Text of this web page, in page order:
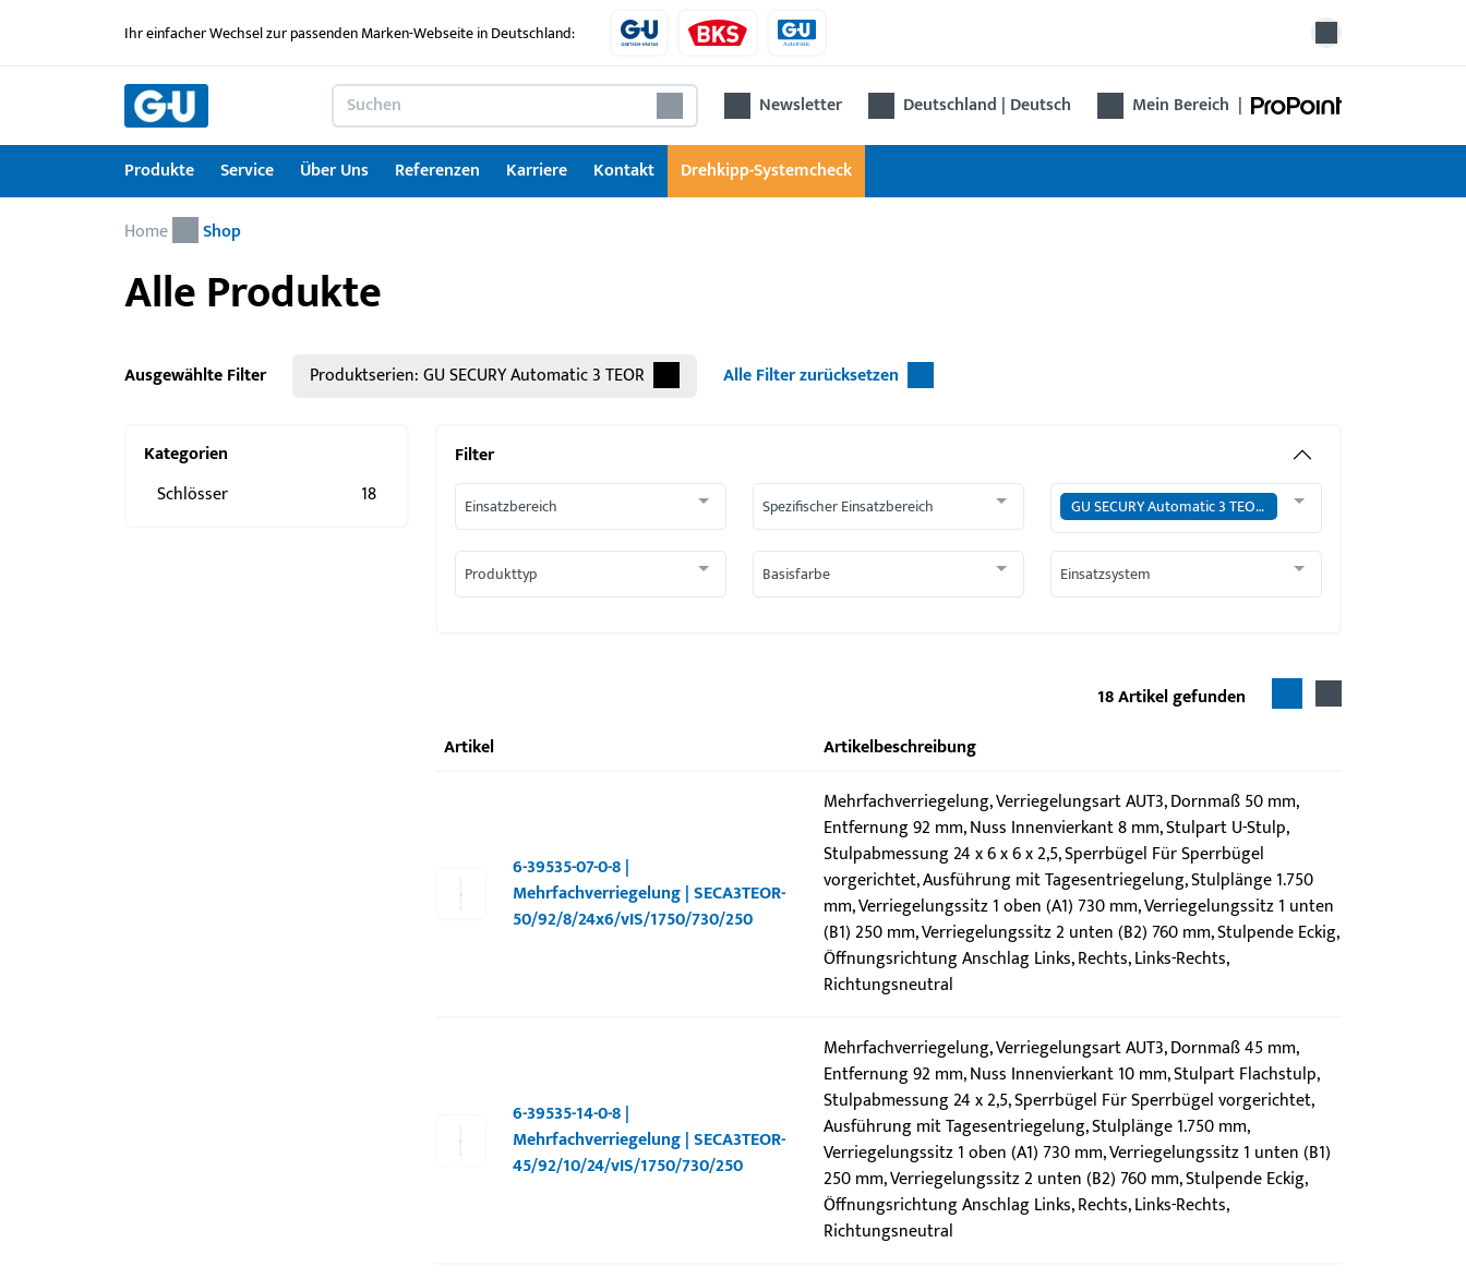
Ihr einfacher Wechsel zur passenden Marken-Webseite in Deutschland:
Newsletter Deutschland | Deutsch Mein Bereich |
Produkte
Produkte
Fenstertechnik
Türschwellen
Service
Service
Serviceleistungen im Überblick
GU Lizenzierungen
Seminare
Über Uns
Über Uns
News
Referenzen
Referenzen
Karriere
Karriere
Arbeitgebermarke
Jobportal
Kontakt
Kontakt
Kontaktformular
Drehkipp-Systemcheck
Drehkipp-Systemcheck
Home Shop
Alle Produkte
Ausgewählte Filter Produktserien:GU SECURY Automatic 3 TEOR Alle Filter zurücksetzen
Kategorien
Schlösser
18
Filter
Einsatzbereich Spezifischer Einsatzbereich GU SECURY Automatic 3 TEOR
Produkttyp Basisfarbe Einsatzsystem
18Artikel gefunden
Artikel
Artikelbeschreibung
6-39535-07-0-8 |
Mehrfachverriegelung | SECA3TEOR-
50/92/8/24x6/vIS/1750/730/250
Mehrfachverriegelung, Verriegelungsart AUT3, Dornmaß 50 mm,
Entfernung 92 mm, Nuss Innenvierkant 8 mm, Stulpart U-Stulp,
Stulpabmessung 24 x 6 x 6 x 2,5, Sperrbügel Für Sperrbügel
vorgerichtet, Ausführung mit Tagesentriegelung, Stulplänge 1.750
mm, Verriegelungssitz 1 oben (A1) 730 mm, Verriegelungssitz 1 unten
(B1) 250 mm, Verriegelungssitz 2 unten (B2) 760 mm, Stulpende Eckig,
Öffnungsrichtung Anschlag Links, Rechts, Links-Rechts,
Richtungsneutral
6-39535-14-0-8 |
Mehrfachverriegelung | SECA3TEOR-
45/92/10/24/vIS/1750/730/250
Mehrfachverriegelung, Verriegelungsart AUT3, Dornmaß 45 mm,
Entfernung 92 mm, Nuss Innenvierkant 10 mm, Stulpart Flachstulp,
Stulpabmessung 24 x 2,5, Sperrbügel Für Sperrbügel vorgerichtet,
Ausführung mit Tagesentriegelung, Stulplänge 1.750 mm,
Verriegelungssitz 1 oben (A1) 730 mm, Verriegelungssitz 1 unten (B1)
250 mm, Verriegelungssitz 2 unten (B2) 760 mm, Stulpende Eckig,
Öffnungsrichtung Anschlag Links, Rechts, Links-Rechts,
Richtungsneutral